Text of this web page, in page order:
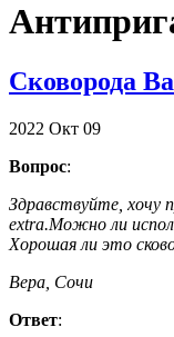
Сковорода
2022 Окт 09
Вопрос:
Здравствуйте, хочу
extra.Можно ли
Хорошая ли это
Вера, Сочи
Ответ: